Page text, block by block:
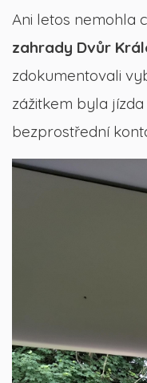
Ani letos nemohla
zahrady Dvůr
zdokumentovali
zážitkem byla
bezprostřední